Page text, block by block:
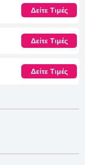
Δείτε Τιμές
Δείτε Τιμές
Δείτε Τιμές